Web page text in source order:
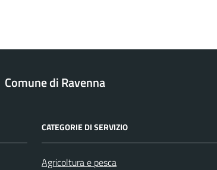
Comune di Ravenna
CATEGORIE DI SERVIZIO
Agricoltura e pesca